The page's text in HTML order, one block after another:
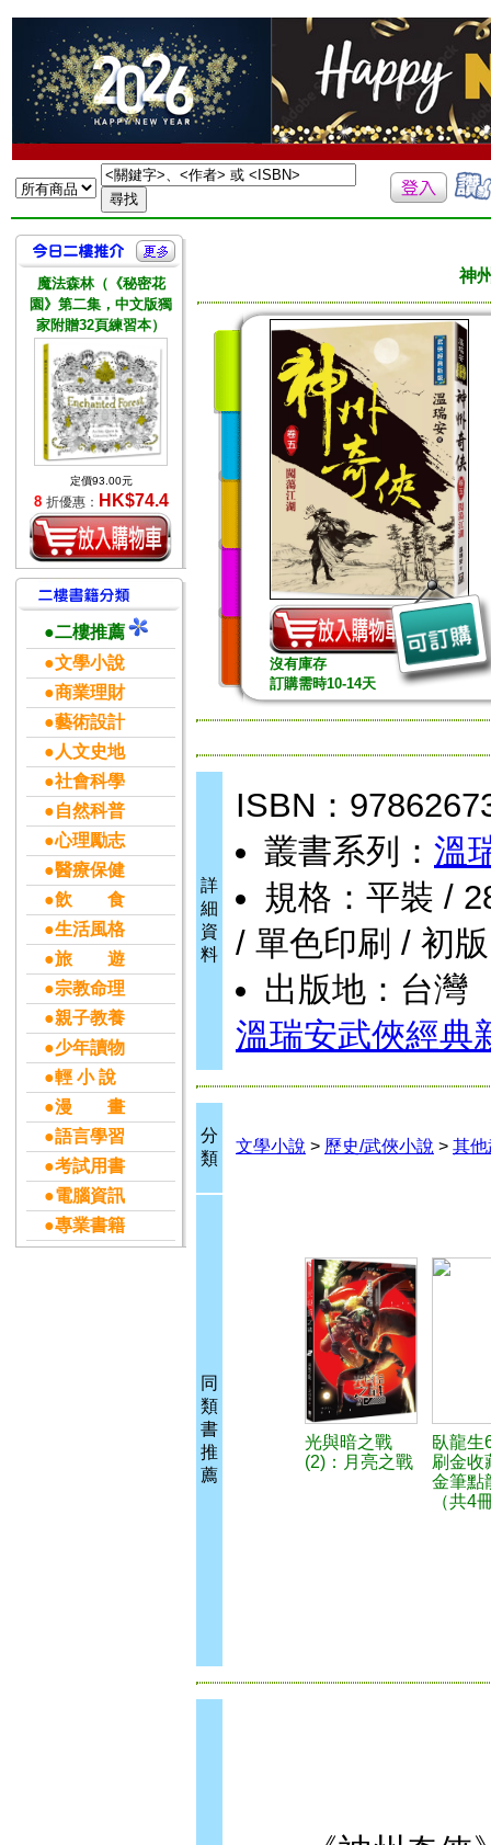
魔法森林（《秘密花
園》第二集，中文版獨
家附贈32頁練習本）
定價93.00元
8 折優惠： HK$74.4
●二樓推薦
●文學小說
●商業理財
●藝術設計
●人文史地
●社會科學
●自然科普
●心理勵志
●醫療保健
●飲 食
●生活風格
●旅 遊
●宗教命理
●親子教養
●少年讀物
●輕 小 說
●漫 畫
●語言學習
●考試用書
●電腦資訊
●專業書籍
神
沒有庫存
訂購需時10-14天
詳
細
資
料
ISBN：
叢書系列： 溫
規格：平裝 /
/ 單色印刷 / 初版
出版地：台灣
溫瑞安武俠經典
分
類
文學小說 > 歷史/武俠小說 > 其
同
類
書
推
薦
光與暗之戰
(2)：月亮之戰
臥龍生
刷金收
金筆點
（共4